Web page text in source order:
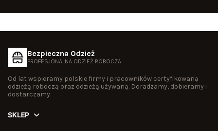
Bezpieczna Odzież
PROFESJONALNA ODZIEŻ ROBOCZA
Od lat wspieramy polskie firmy i pracowników certyfikowaną
odzieżą roboczą oraz odzieżą używaną. Doradzamy, dobieramy i
dostarczamy.
SKLEP